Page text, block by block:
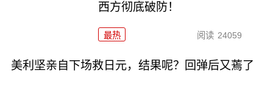
西方彻底破防！
最热 阅读 24059
美利坚亲自下场救日元，结果呢？回弹后又蔫了